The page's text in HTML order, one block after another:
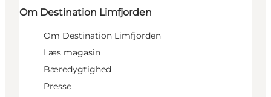
Om Destination Limfjorden
Om Destination Limfjorden
Læs magasin
Bæredygtighed
Presse